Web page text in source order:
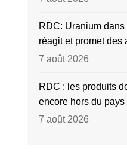
RDC: Uranium
réagit et promet
7 août 2026
RDC : les produits
encore hors du
7 août 2026